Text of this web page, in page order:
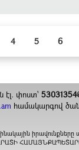
4 5 6
փոստ`
համակարգով